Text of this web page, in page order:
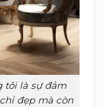
tôi là sự đảm
đẹp mà còn